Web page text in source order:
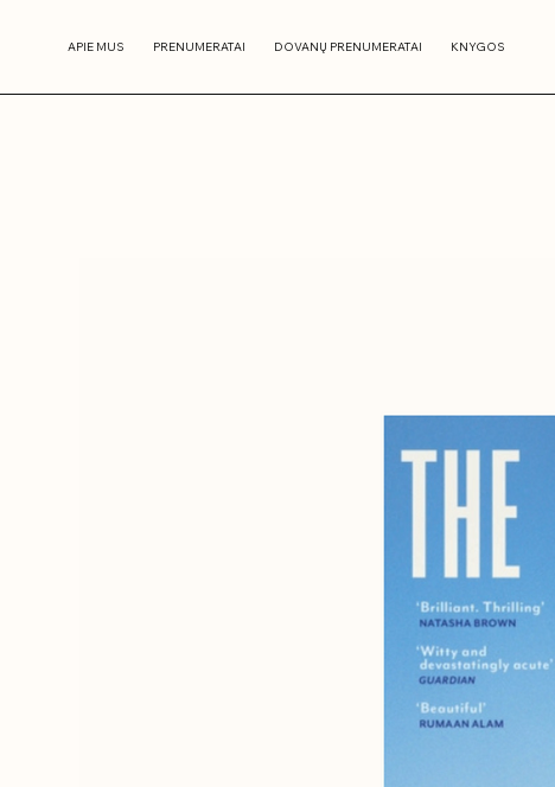
APIE MUS PRENUMERATAI DOVANŲ PRENUMERATAI KNYGOS